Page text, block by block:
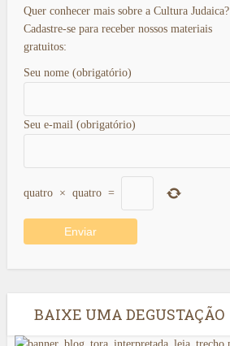
Quer conhecer mais sobre a Cultura Judaica?
Cadastre-se para receber nossos materiais
gratuitos:
Seu nome (obrigatório)
Seu e-mail (obrigatório)
quatro × quatro =
BAIXE UMA DEGUSTAÇÃO